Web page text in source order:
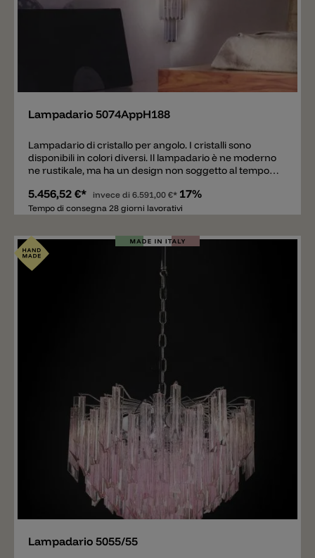
Lampadario 5074AppH188
Lampadario di cristallo per angolo. I cristalli sono
disponibili in colori diversi. Il lampadario è ne moderno
ne rustikale, ma ha un design non soggetto al tempo.
informazioni, i prezzi variano molto dal tipo di vetro
scelto.
5.456,52 €* invece di 6.591,00 €* 17%
Tempo di consegna 28 giorni lavorativi
Lampadario 5055/55